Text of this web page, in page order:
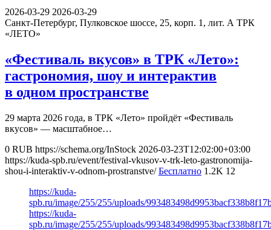
2026-03-29 2026-03-29
Санкт-Петербург, Пулковское шоссе, 25, корп. 1, лит. А ТРК
«ЛЕТО»
«Фестиваль вкусов» в ТРК «Лето»:
гастрономия, шоу и интерактив
в одном пространстве
29 марта 2026 года, в ТРК «Лето» пройдёт «Фестиваль
вкусов» — масштабное…
0 RUB https://schema.org/InStock 2026-03-23T12:02:00+03:00
https://kuda-spb.ru/event/festival-vkusov-v-trk-leto-gastronomija-
shou-i-interaktiv-v-odnom-prostranstve/ Бесплатно 1.2K 12
https://kuda-
spb.ru/image/255/255/uploads/
https://kuda-
spb.ru/image/255/255/uploads/